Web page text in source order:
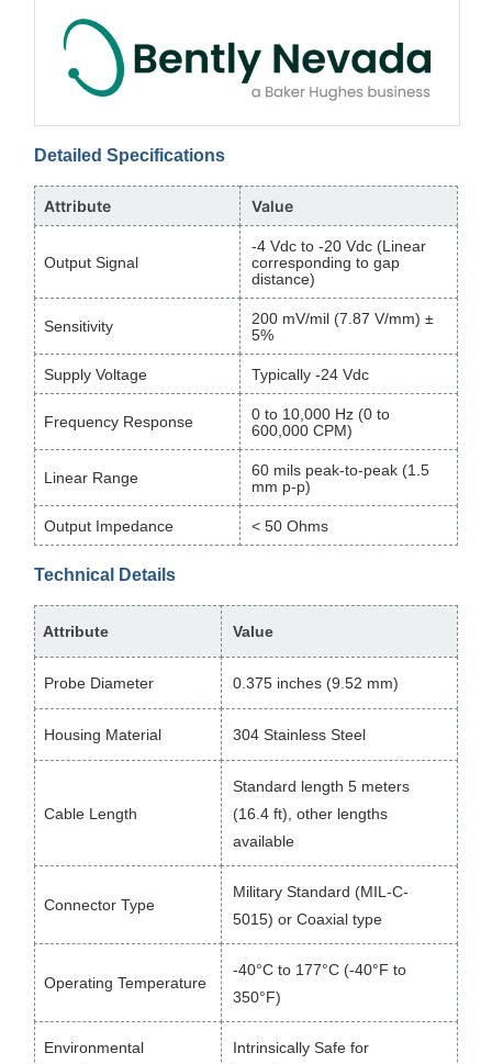
Detailed Specifications
Attribute Value
Output Signal
-4 Vdc to -20 Vdc (Linear
corresponding to gap
distance)
Sensitivity
200 mV/mil (7.87 V/mm) ±
5%
Supply Voltage Typically -24 Vdc
Frequency Response
0 to 10,000 Hz (0 to
600,000 CPM)
Linear Range
60 mils peak-to-peak (1.5
mm p-p)
Output Impedance < 50 Ohms
Technical Details
Attribute Value
Probe Diameter 0.375 inches (9.52 mm)
Housing Material 304 Stainless Steel
Cable Length
Standard length 5 meters
(16.4 ft), other lengths
available
Connector Type
Military Standard (MIL-C-
5015) or Coaxial type
Operating Temperature
-40°C to 177°C (-40°F to
350°F)
Environmental
Intrinsically Safe for